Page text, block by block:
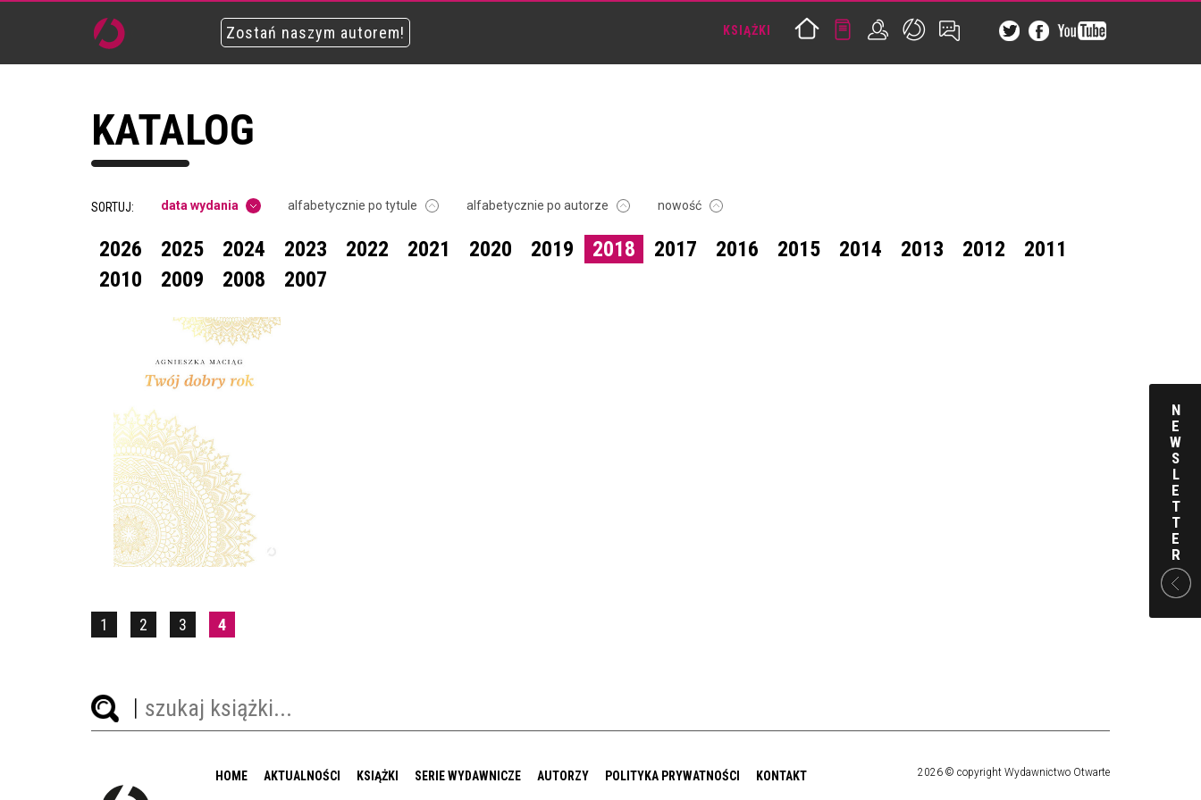
Zostań naszym autorem! KSIĄŻKI
KATALOG
SORTUJ: data wydania alfabetycznie po tytule alfabetycznie po autorze nowość
2026 2025 2024 2023 2022 2021 2020 2019 2018 2017 2016 2015 2014 2013 2012
2011
2010
2009 2008 2007
TWÓJ DOBRY ROK
AGNIESZKA MACIĄG
OPRAWA TWARDA
59,90 ZŁ
1 2 3 4
HOME AKTUALNOŚCI KSIĄŻKI SERIE WYDAWNICZE AUTORZY POLITYKA PRYWATNOŚCI KONTAKT 2026 © copyright Wydawnictwo Otwarte
N
E
W
S
L
E
T
T
E
R